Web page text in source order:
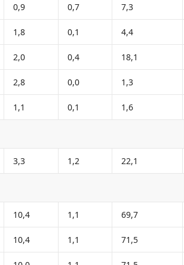
0,9 0,7 7,3
1,8 0,1 4,4
2,0 0,4 18,1
2,8 0,0 1,3
1,1 0,1 1,6
3,3 1,2 22,1
10,4 1,1 69,7
10,4 1,1 71,5